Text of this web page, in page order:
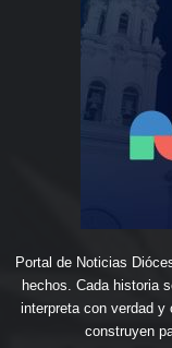
Portal de Noticias
hechos. Cada historia
interpreta con verdad y
construyen